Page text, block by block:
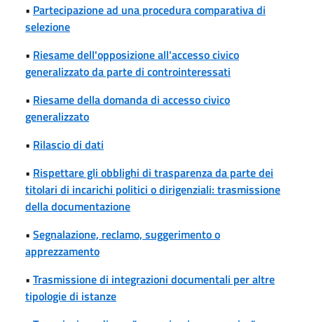
• Partecipazione ad una procedura comparativa di
selezione
• Riesame dell'opposizione all'accesso civico
generalizzato da parte di controinteressati
• Riesame della domanda di accesso civico
generalizzato
• Rilascio di dati
• Rispettare gli obblighi di trasparenza da parte dei
titolari di incarichi politici o dirigenziali: trasmissione
della documentazione
• Segnalazione, reclamo, suggerimento o
apprezzamento
• Trasmissione di integrazioni documentali per altre
tipologie di istanze